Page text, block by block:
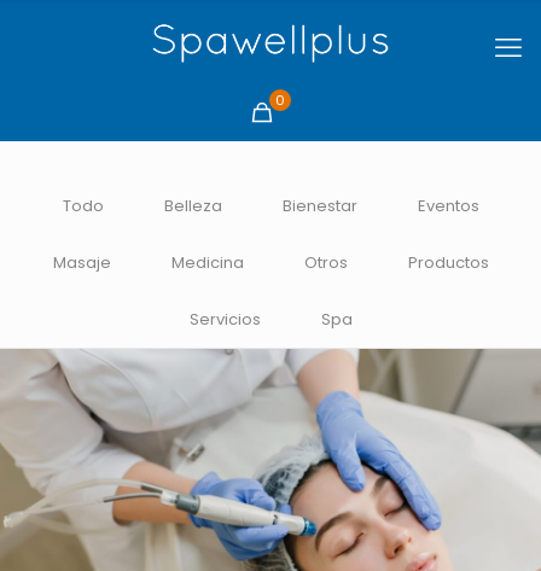
0
Todo Belleza Bienestar Eventos
Masaje Medicina Otros Productos
Servicios Spa